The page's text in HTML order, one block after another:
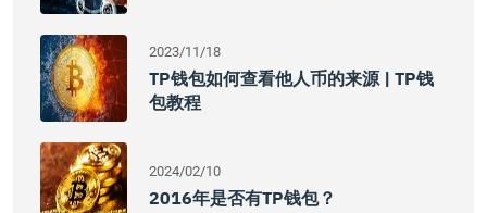
2023/11/18
TP钱包如何查看他人币的来源 | TP钱
包教程
2024/02/10
2016年是否有TP钱包？